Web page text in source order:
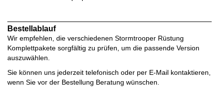
Bestellablauf
Wir empfehlen, die verschiedenen Stormtrooper Rüstung
Komplettpakete sorgfältig zu prüfen, um die passende Version
auszuwählen.
Sie können uns jederzeit telefonisch oder per E-Mail kontaktieren,
wenn Sie vor der Bestellung Beratung wünschen.